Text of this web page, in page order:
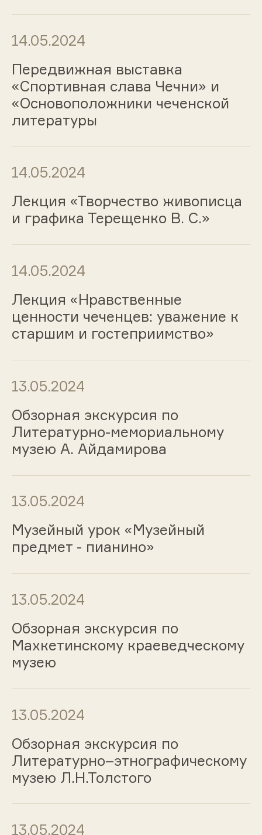
14.05.2024
Передвижная выставка
«Спортивная слава Чечни» и
«Основоположники чеченской
литературы
14.05.2024
Лекция «Творчество живописца
и графика Терещенко В. С.»
14.05.2024
Лекция «Нравственные
ценности чеченцев: уважение к
старшим и гостеприимство»
13.05.2024
Обзорная экскурсия по
Литературно-мемориальному
музею А. Айдамирова
13.05.2024
Музейный урок «Музейный
предмет - пианино»
13.05.2024
Обзорная экскурсия по
Махкетинскому краеведческому
музею
13.05.2024
Обзорная экскурсия по
Литературно–этнографическому
музею Л.Н.Толстого
13.05.2024